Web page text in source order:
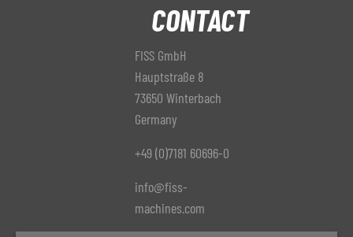
CONTACT
FISS GmbH
Hauptstraße 8
73650 Winterbach
Germany
+49 (0)7181 60696-0
info@fiss-
machines.com